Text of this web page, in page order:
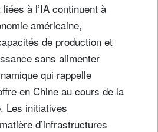
à l’IA continuent à
américaine,
de production et
sans alimenter
qui rappelle
en Chine au cours de la
Les initiatives
d’infrastructures